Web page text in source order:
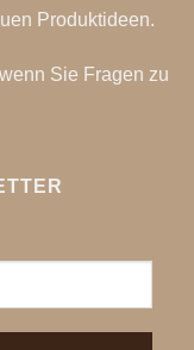
Produktideen.
wenn Sie Fragen zu